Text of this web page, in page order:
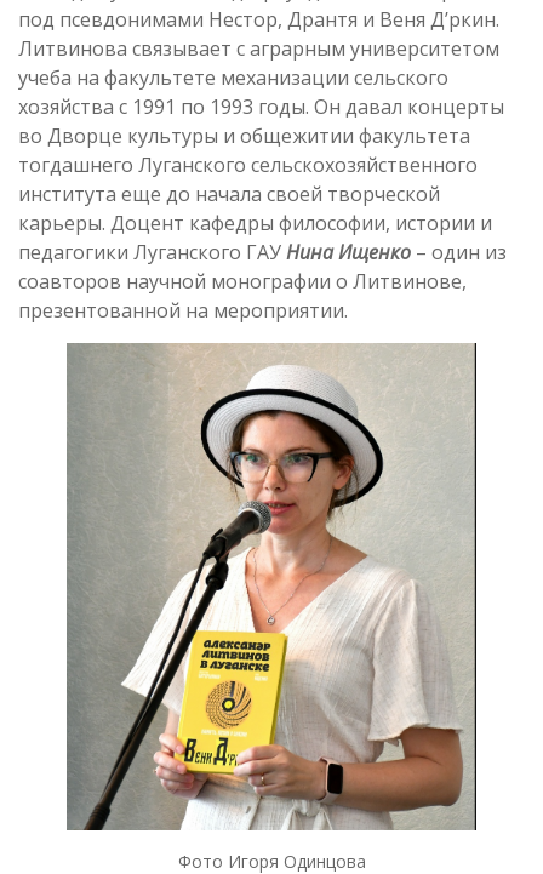
под псевдонимами Нестор, Дрантя и Веня Д’ркин.
Литвинова связывает с аграрным университетом
учеба на факультете механизации сельского
хозяйства с 1991 по 1993 годы. Он давал концерты
во Дворце культуры и общежитии факультета
тогдашнего Луганского сельскохозяйственного
института еще до начала своей творческой
карьеры. Доцент кафедры философии, истории и
педагогики Луганского ГАУНина Ищенко – один из
соавторов научной монографии о Литвинове,
презентованной на мероприятии.
Фото Игоря Одинцова